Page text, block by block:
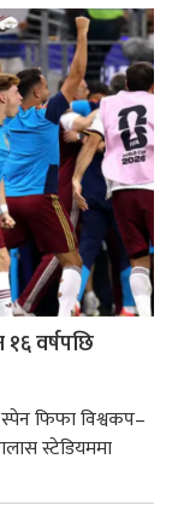
वर्षपछि
स्पेन फिफा विश्वकप–
स्टेडियममा